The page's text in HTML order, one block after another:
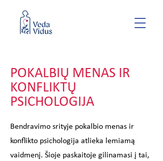
POKALBIŲ MENAS IR
KONFLIKTŲ
PSICHOLOGIJA
Bendravimo srityje pokalbio menas ir
konflikto psichologija atlieka lemiamą
vaidmenį. Šioje paskaitoje gilinamasi į tai,